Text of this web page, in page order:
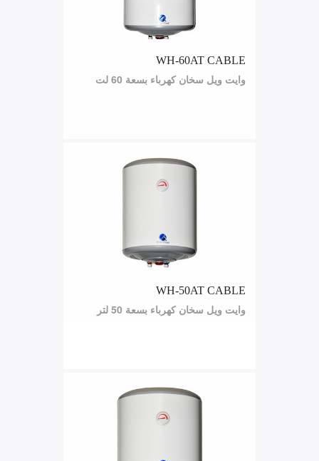
WH-60AT CABLE
وايت ويل سخان كهرباء بسعة 60 لت
WH-50AT CABLE
وايت ويل سخان كهرباء بسعة 50 لتر